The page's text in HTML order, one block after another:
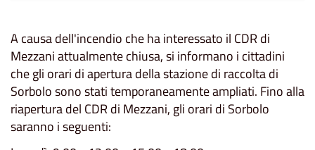
A causa dell'incendio che ha interessato il CDR di
Mezzani attualmente chiusa, si informano i cittadini
che gli orari di apertura della stazione di raccolta di
Sorbolo sono stati temporaneamente ampliati. Fino alla
riapertura del CDR di Mezzani, gli orari di Sorbolo
saranno i seguenti: